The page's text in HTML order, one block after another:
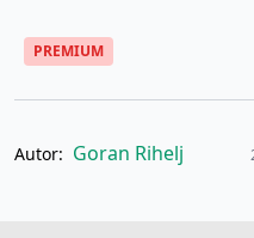
PREMIUM
Autor: Goran Rihelj